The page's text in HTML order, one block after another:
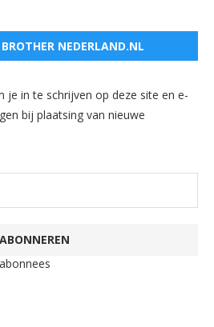
NEDERLAND.NL
je in te schrijven op deze site en e-
bij plaatsing van nieuwe
ABONNEREN